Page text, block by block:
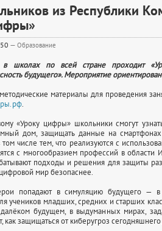
из Республики
— Образование
школах по всей стране проходит
будущего». Мероприятие
материалы для проведения
.
«Уроку цифры» школьники смогут
дом, защищать данные на
том числе тем, что реализуются с
с многообразием профессий в области
подходы и решения для защиты
мир безопаснее.
попадают в симуляцию будущего —
учеников младших, средних и старших
будущем, в выдуманных мирах,
как защищаться от киберугроз